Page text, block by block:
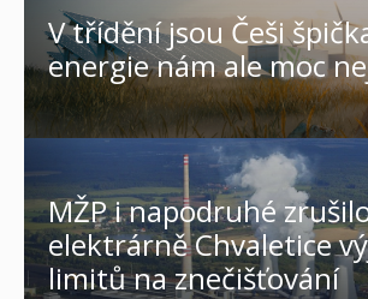
V třídění jsou Češi
energie nám ale moc
MŽP i napodruhé
elektrárně Chvaletice
limitů na znečišťování